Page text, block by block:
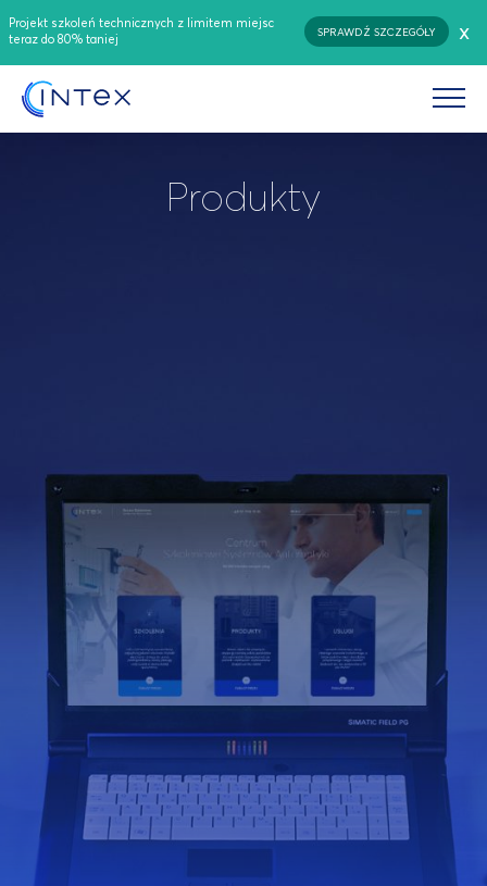
Projekt szkoleń technicznych z limitem miejsc
teraz do 80% taniej
SPRAWDŹ SZCZEGÓŁY x
Produkty